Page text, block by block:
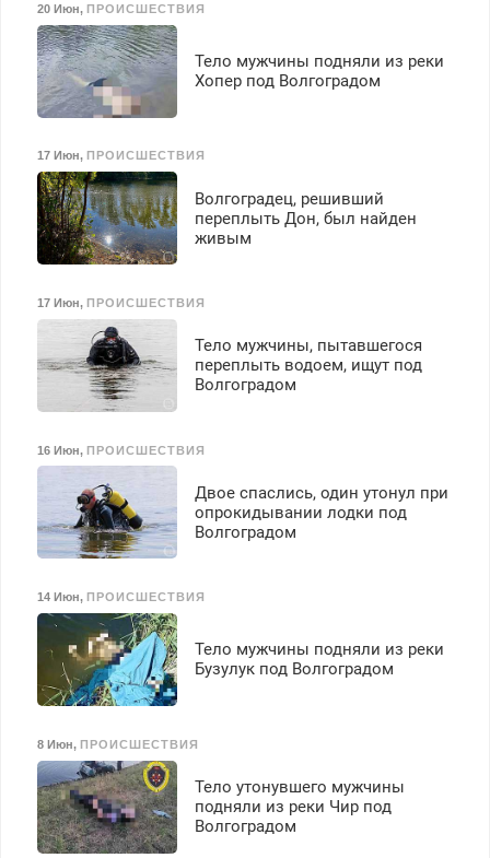
20 Июн, ПРОИСШЕСТВИЯ
Тело мужчины подняли из реки
Хопер под Волгоградом
17 Июн, ПРОИСШЕСТВИЯ
Волгоградец, решивший
переплыть Дон, был найден
живым
17 Июн, ПРОИСШЕСТВИЯ
Тело мужчины, пытавшегося
переплыть водоем, ищут под
Волгоградом
16 Июн, ПРОИСШЕСТВИЯ
Двое спаслись, один утонул при
опрокидывании лодки под
Волгоградом
14 Июн, ПРОИСШЕСТВИЯ
Тело мужчины подняли из реки
Бузулук под Волгоградом
8 Июн, ПРОИСШЕСТВИЯ
Тело утонувшего мужчины
подняли из реки Чир под
Волгоградом